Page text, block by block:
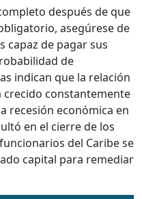
después de que
asegúrese de
capaz de pagar sus
de
indican que la relación
crecido constantemente
recesión económica en
en el cierre de los
del Caribe se
capital para remediar